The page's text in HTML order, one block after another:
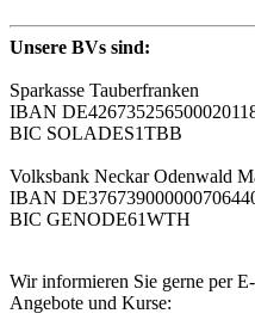
Unsere BVs sind:
Sparkasse Tauberfranken
IBAN
BIC SOLADES1TBB
Volksbank Neckar Odenwald
IBAN
BIC GENODE61WTH
Wir informieren Sie gerne per
Angebote und Kurse: